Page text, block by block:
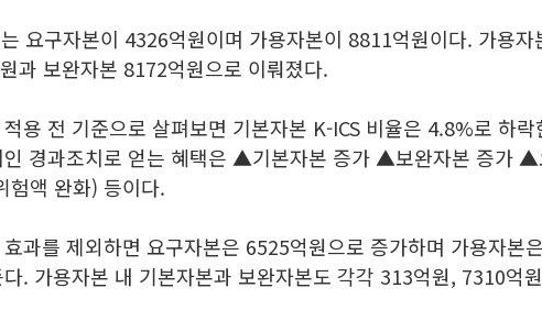
요구자본이 4326억원이며 가용자본이 8811억원이다. 가용자
과 보완자본 8172억원으로 이뤄졌다.
용 전 기준으로 살펴보면 기본자본 K-ICS 비율은 4.8%로 하락
인 경과조치로 얻는 혜택은 ▲기본자본 증가 ▲보완자본 증가 ▲
험액 완화) 등이다.
과를 제외하면 요구자본은 6525억원으로 증가하며 가용자본
. 가용자본 내 기본자본과 보완자본도 각각 313억원, 7310억